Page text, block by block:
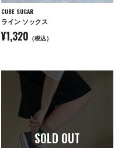
CUBE SUGAR
ライン ソックス
¥1,320 （税込）
SOLD OUT